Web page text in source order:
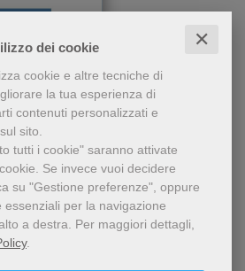
dei cookie ✕
cookie e altre tecniche di
la tua esperienza di
contenuti personalizzati e
sito.
tutti i cookie" saranno attivate
Se invece vuoi decidere
su "Gestione preferenze", oppure
essenziali per la navigazione
a destra. Per maggiori dettagli,
.
Maranesi, profondo
delle fonti
francescane, svela
lontano dagli
un uomo fragile e
che nelle sue
interiori scopre la
Pietro Maranesi
di Francesco di Assisi
12,35 €